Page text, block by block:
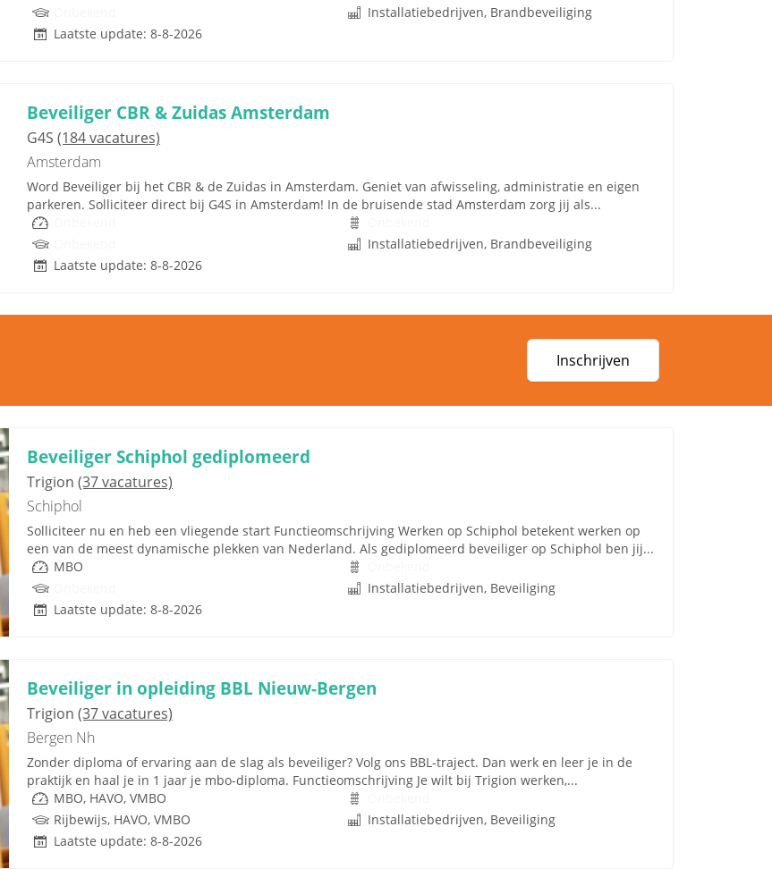
Installatiebedrijven, Brandbeveiliging
Laatste update: 8-8-2026
Beveiliger CBR & Zuidas Amsterdam
G4S (184 vacatures)
Amsterdam
Word Beveiliger bij het CBR & de Zuidas in Amsterdam. Geniet van afwisseling, administratie en eigen
parkeren. Solliciteer direct bij G4S in Amsterdam! In de bruisende stad Amsterdam zorg jij als...
Installatiebedrijven, Brandbeveiliging
Laatste update: 8-8-2026
Inschrijven
Beveiliger Schiphol gediplomeerd
Trigion (37 vacatures)
Schiphol
Solliciteer nu en heb een vliegende start Functieomschrijving Werken op Schiphol betekent werken op
een van de meest dynamische plekken van Nederland. Als gediplomeerd beveiliger op Schiphol ben jij...
MBO
Installatiebedrijven, Beveiliging
Laatste update: 8-8-2026
Beveiliger in opleiding BBL Nieuw-Bergen
Trigion (37 vacatures)
Bergen Nh
Zonder diploma of ervaring aan de slag als beveiliger? Volg ons BBL-traject. Dan werk en leer je in de
praktijk en haal je in 1 jaar je mbo-diploma. Functieomschrijving Je wilt bij Trigion werken,...
MBO, HAVO, VMBO
Rijbewijs, HAVO, VMBO
Installatiebedrijven, Beveiliging
Laatste update: 8-8-2026